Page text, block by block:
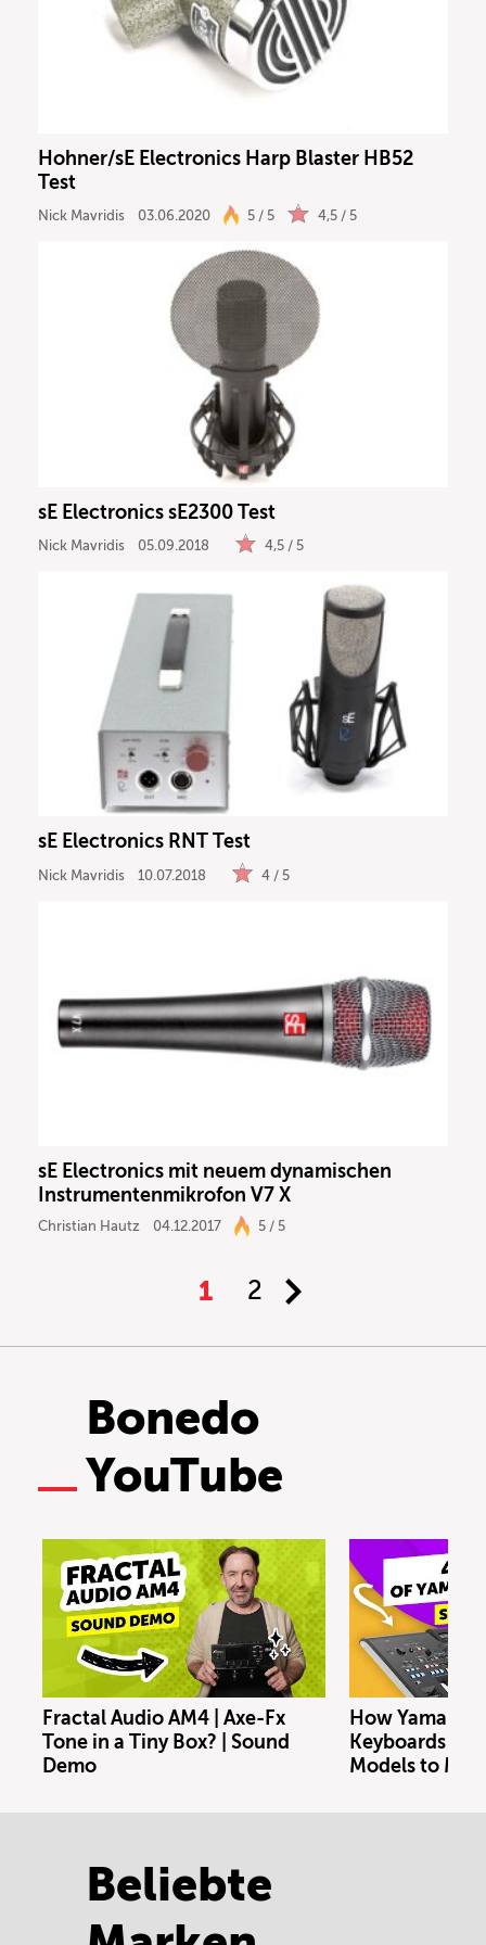
Hohner/sE Electronics Harp Blaster HB52
Test
Nick Mavridis 03.06.2020 5 / 5 4,5 / 5
sE Electronics sE2300 Test
Nick Mavridis 05.09.2018 4,5 / 5
sE Electronics RNT Test
Nick Mavridis 10.07.2018 4 / 5
sE Electronics mit neuem dynamischen
Instrumentenmikrofon V7 X
Christian Hautz 04.12.2017 5 / 5
1 2
Bonedo
YouTube
Fractal Audio AM4 | Axe-Fx
Tone in a Tiny Box? | Sound
Demo
How Yamaha
Keyboards
Models to
Beliebte